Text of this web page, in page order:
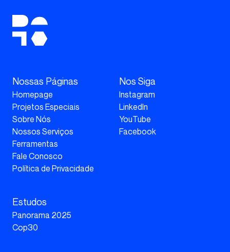
Nossas Páginas
Homepage
Projetos Especiais
Sobre Nós
Nossos Serviços
Ferramentas
Fale Conosco
Política de Privacidade
Nos Siga
Instagram
LinkedIn
YouTube
Facebook
Estudos
Panorama 2025
Cop30